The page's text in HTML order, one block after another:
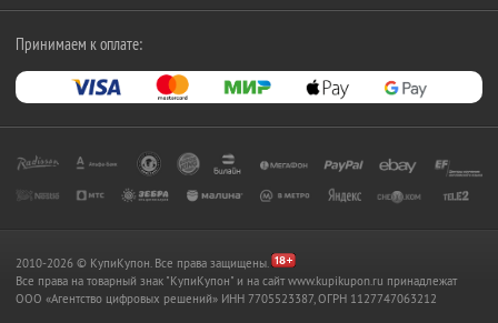
Принимаем к оплате:
2010-2026 © КупиКупон. Все права защищены.
Все права на товарный знак "КупиКупон" и на сайт www.kupikupon.ru принадлежат
OOO «Агентство цифровых решений» ИНН 7705523387, ОГРН 1127747063212